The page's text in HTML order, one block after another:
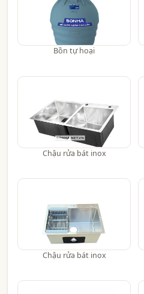
Bồn tự hoại
Chậu rửa bát inox
Chậu rửa bát inox